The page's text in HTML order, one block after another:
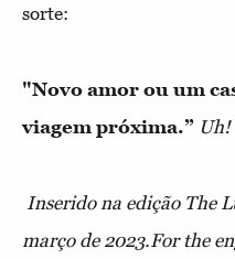
sorte:
"Novo amor ou um
viagem próxima.” Uh!
Inserido na edição The
março de 2023.For the